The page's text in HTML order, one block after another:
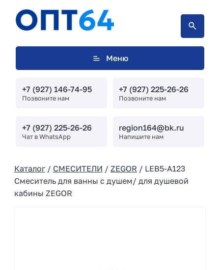
Меню
+7 (927) 146-74-95
Позвоните нам
+7 (927) 225-26-26
Позвоните нам
+7 (927) 225-26-26
Чат в WhatsApp
region164@bk.ru
Напишите нам
Каталог/ СМЕСИТЕЛИ / ZEGOR / LEB5-A123
Смеситель для ванны с душем/ для душевой
кабины ZEGOR